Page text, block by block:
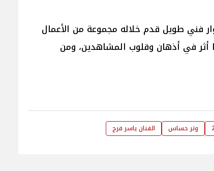
فني طويل قدم خلاله مجموعة من الأعمال
أثر في أذهان وقلوب المشاهدين، ومن
وتر حساس الفنان ياسر فرج